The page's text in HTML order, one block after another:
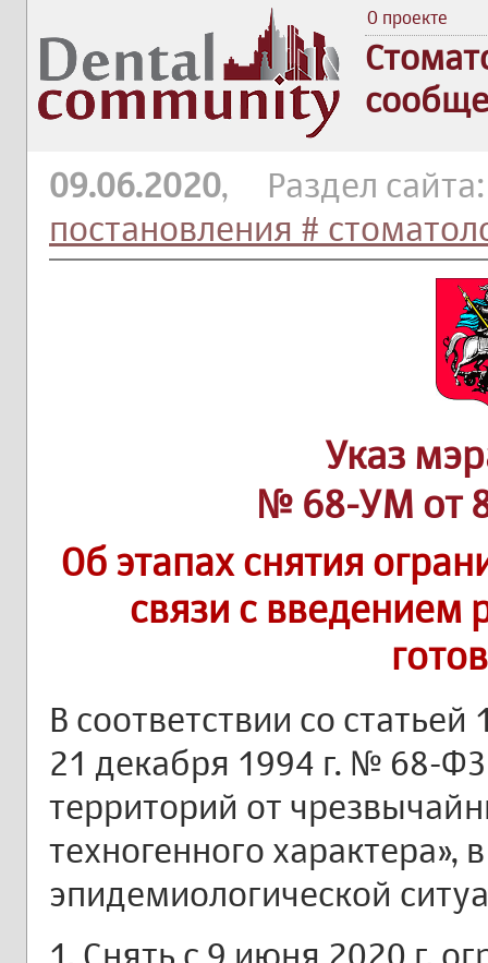
О проекте
09.06.2020, Раздел
постановления #
Указ
№ 68-УМ от
Об этапах снятия
связи с
В соответствии со
21 декабря 1994 г. № 68-
территорий от
техногенного характера»,
эпидемиологической
1. Снять с 9 июня 2020 г.